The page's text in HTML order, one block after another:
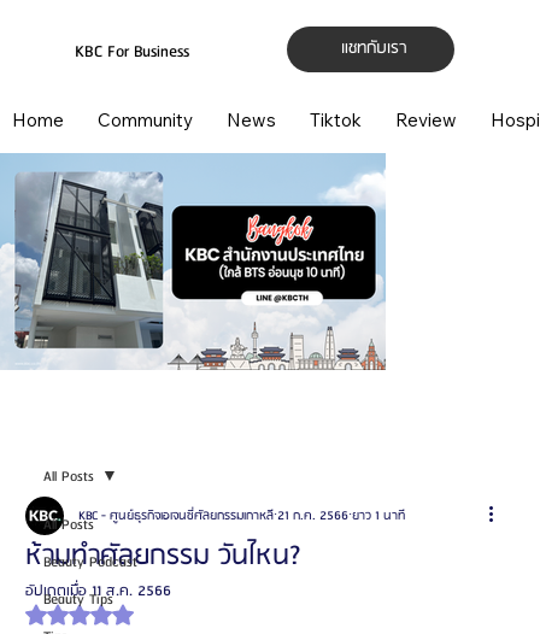
แชทกับเรา
KBC For Business
Home Community News Tiktok Review
All Posts
Beauty Podcast
Beauty Tips
All Posts
ห้ามทำศัลยกรรม วันไหน?
KBC - ศูนย์ธุรกิจเอเจนซี่ศัลยกรรมเกาหลี21 ก.ค. 2566ยาว 1 นาที
อัปเดตเมื่อ11 ส.ค. 2566
ได้รับ NaN เต็ม 5 ดาว